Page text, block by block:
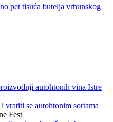
pet tisuća butelja vrhunskog
autohtonih vina Istre
se autohtonim sortama